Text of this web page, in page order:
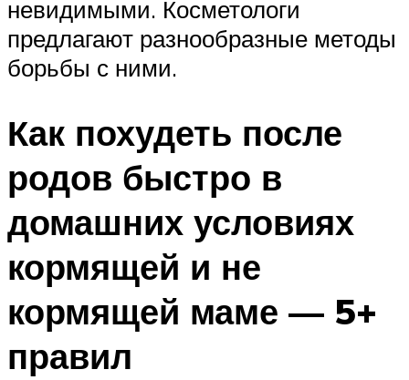
невидимыми. Косметологи
предлагают разнообразные методы
борьбы с ними.
Как похудеть после
родов быстро в
домашних условиях
кормящей и не
кормящей маме — 5+
правил